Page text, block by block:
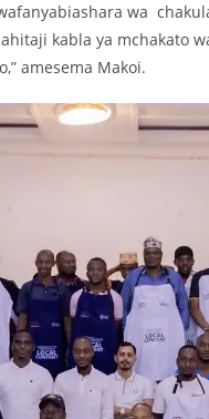
wa
kabla ya mchakato
amesema Makoi.